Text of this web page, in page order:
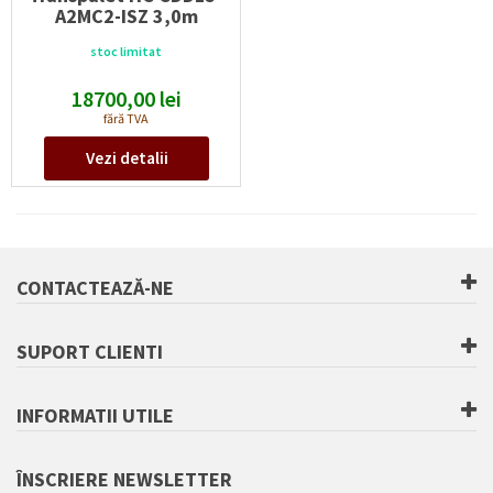
A2MC2-ISZ 3,0m
Capacitate maximă:1500
Tip acumulatori:Li-Ion
Voltaj/capacitate acumulatori:
24V/60AhV/Ah
stoc limitat
18700,00 lei
fără TVA
Vezi detalii
CONTACTEAZĂ-NE
SUPORT CLIENTI
INFORMATII UTILE
ÎNSCRIERE NEWSLETTER